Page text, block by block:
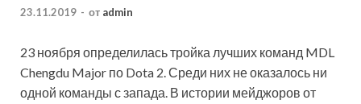
23.11.2019 - от admin
23 ноября определилась тройка лучших команд MDL
Chengdu Major по Dota 2. Среди них не оказалось ни
одной команды с запада. В истории мейджоров от